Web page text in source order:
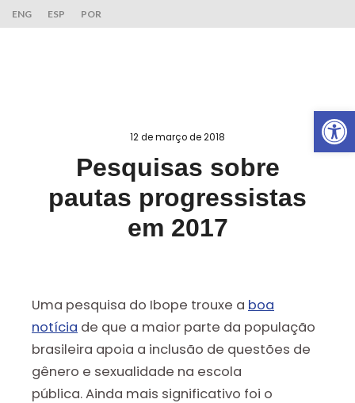
ENG ESP POR
12 de março de 2018
Pesquisas sobre
pautas progressistas
em 2017
Uma pesquisa do Ibope trouxe a boa
notícia de que a maior parte da população
brasileira apoia a inclusão de questões de
gênero e sexualidade na escola
pública. Ainda mais significativo foi o